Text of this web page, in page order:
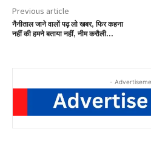
Previous article
नैनीताल जाने वालों पढ़ लो खबर, फिर कहना
नहीं की हमने बताया नहीं, नीम करौली…
-